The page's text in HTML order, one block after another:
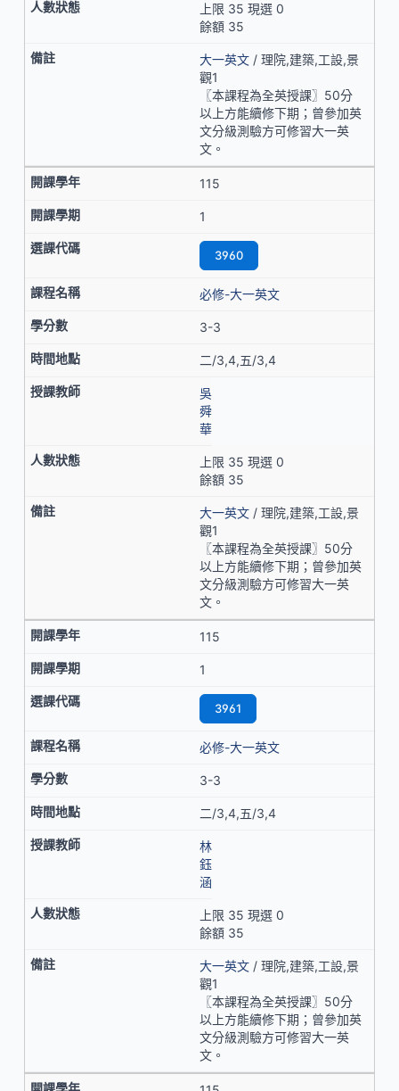
上限 35 現選 0
餘額 35
大一英文 / 理院,建築,工設,景
觀1
〖本課程為全英授課〗50分
以上方能續修下期；曾參加英
文分級測驗方可修習大一英
文。
115
1
3960
必修-大一英文
3-3
二/3,4,五/3,4
吳
舜
華
上限 35 現選 0
餘額 35
大一英文 / 理院,建築,工設,景
觀1
〖本課程為全英授課〗50分
以上方能續修下期；曾參加英
文分級測驗方可修習大一英
文。
115
1
3961
必修-大一英文
3-3
二/3,4,五/3,4
林
鈺
涵
上限 35 現選 0
餘額 35
大一英文 / 理院,建築,工設,景
觀1
〖本課程為全英授課〗50分
以上方能續修下期；曾參加英
文分級測驗方可修習大一英
文。